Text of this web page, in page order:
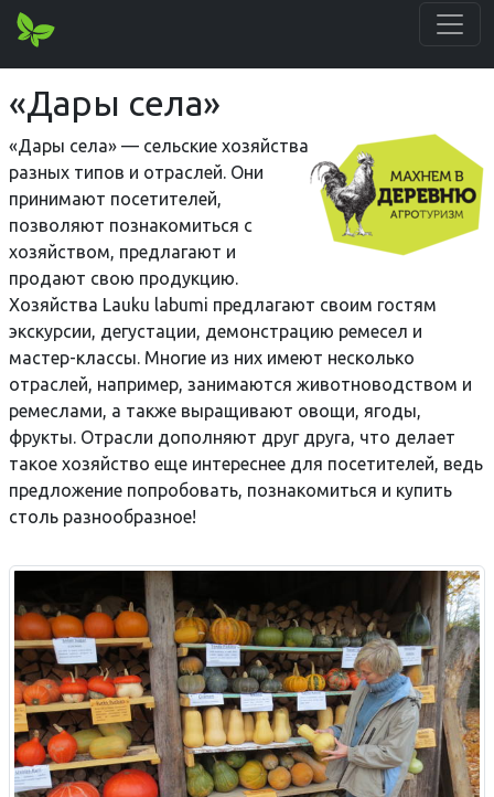
«Дары села»
«Дары села» — сельские хозяйства
разных типов и отраслей. Они
принимают посетителей,
позволяют познакомиться с
хозяйством, предлагают и
продают свою продукцию.
Хозяйства Lauku labumi предлагают своим гостям
экскурсии, дегустации, демонстрацию ремесел и
мастер-классы. Многие из них имеют несколько
отраслей, например, занимаются животноводством и
ремеслами, а также выращивают овощи, ягоды,
фрукты. Отрасли дополняют друг друга, что делает
такое хозяйство еще интереснее для посетителей, ведь
предложение попробовать, познакомиться и купить
столь разнообразное!